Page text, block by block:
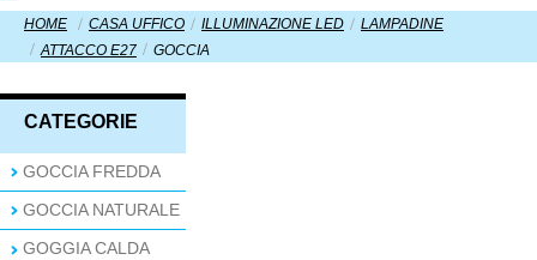
HOME CASA UFFICO ILLUMINAZIONE LED
LAMPADINE
ATTACCO E27
GOCCIA
CATEGORIE
GOCCIA FREDDA
GOCCIA NATURALE
GOGGIA CALDA